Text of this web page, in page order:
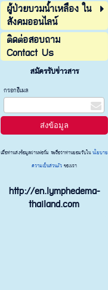
ผู้ป่วยบวมน้ำเหลือง ใน
สังคมออนไลน์
ติดต่อสอบถาม
Contact Us
สมัครรับข่าวสาร
กรอกอีเมล
เมื่อท่านส่งข้อมูลผ่านฟอร์ม จะถือว่าท่านยอมรับในนโยบาย
ความเป็นส่วนตัว ของเรา
http://en.lymphedema-
thailand.com